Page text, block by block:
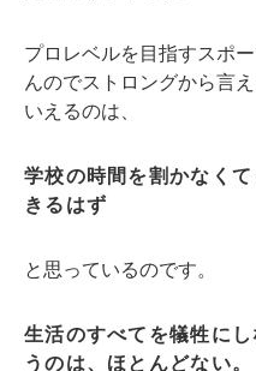
プロレベルを目指すスポ
んのでストロングから言
いえるのは、
学校の時間を割かなく
きるはず
と思っているのです。
生活のすべてを犠牲に
うのは、ほとんどない。